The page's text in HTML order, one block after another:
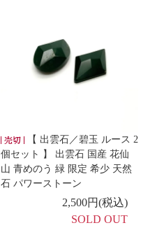
【 出雲石／碧玉 ルース 2
個セット 】 出雲石 国産 花仙
山 青めのう 緑 限定 希少 天然
石 パワーストーン
2,500円(税込)
SOLD OUT